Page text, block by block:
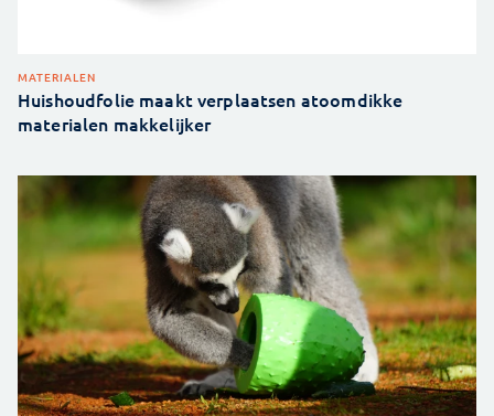
MATERIALEN
Huishoudfolie maakt verplaatsen atoomdikke
materialen makkelijker